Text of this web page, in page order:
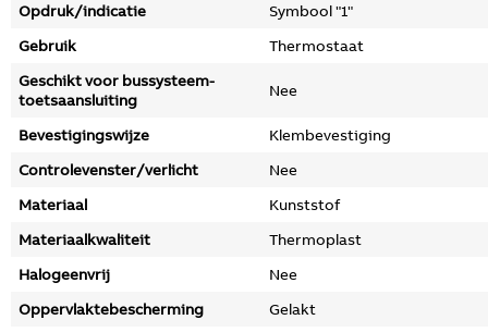
Opdruk/indicatie
Symbool "1"
Gebruik
Thermostaat
Geschikt voor bussysteem-
toetsaansluiting
Nee
Bevestigingswijze
Klembevestiging
Controlevenster/verlicht
Nee
Materiaal
Kunststof
Materiaalkwaliteit
Thermoplast
Halogeenvrij
Nee
Oppervlaktebescherming
Gelakt